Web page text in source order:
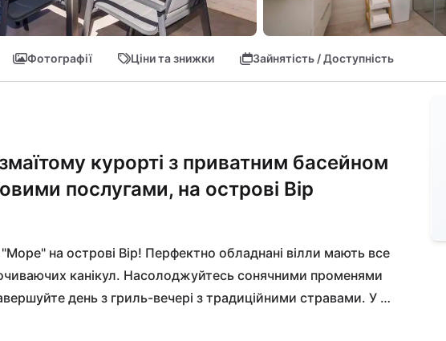
Фотографії Ціни та знижки Зайнятість / Доступність
курорті з приватним басейном
послугами, на острові Вір
на острові Вір! Перфектно обладнані вілли мають все
канікул. Насолоджуйтесь сонячними променями
день з гриль-вечері з традиційними стравами. У
сауною, джакузі та спа-душем. Для ваших